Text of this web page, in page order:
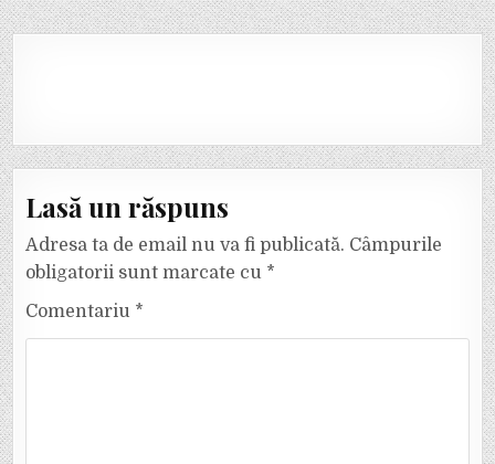
Lasă un răspuns
Adresa ta de email nu va fi publicată. Câmpurile
obligatorii sunt marcate cu *
Comentariu *